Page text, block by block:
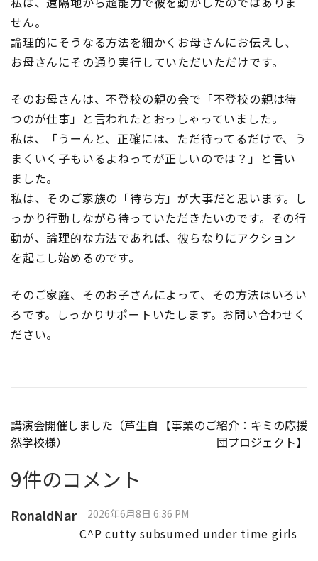
効
す
へ
せん。
論理的にそうなる方法を細かくお母さんにお伝えし、
お母さんにその通り実行していただいただけです。
そのお母さんは、不登校の親の会で「不登校の親は待
つのが仕事」と言われたとおっしゃっていました。
私は、「うーんと、正確には、ただ待ってるだけで、う
まくいく子もいるよねってが正しいのでは？」と言い
ました。
私は、そのご家族の「待ち方」が大事だと思います。し
っかり行動しながら待っていただきたいのです。その行
動が、論理的な方法であれば、彼らなりにアクション
を起こし始めるのです。
そのご家庭、そのお子さんによって、その方法はいろい
ろです。しっかりサポートいたします。お問い合わせく
ださい。
投
稿
ナ
ビ
講演会開催しました（芦生自
然学校様）
【事業のご紹介：キミの応援
団プロジェクト】
9件のコメント
RonaldNar 2026年6月8日 6:36 PM
C^P cutty subsumed under time girls